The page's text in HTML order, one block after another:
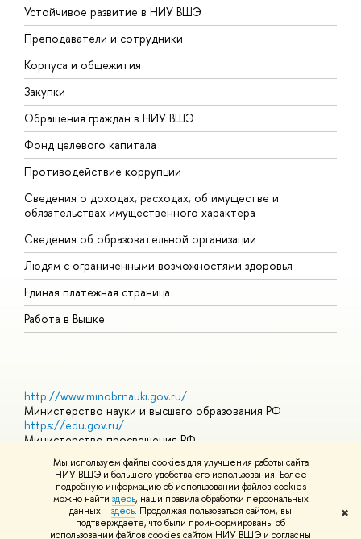
Мы используем файлы cookies для улучшения работы сайта
НИУ ВШЭ и большего удобства его использования. Более
подробную информацию об использовании файлов cookies
можно найти здесь, наши правила обработки персональных
данных –здесь. Продолжая пользоваться сайтом, вы
подтверждаете, что были проинформированы об
использовании файлов cookies сайтом НИУ ВШЭ и согласны
✖
Устойчивое развитие в НИУ ВШЭ
Преподаватели и сотрудники
Корпуса и общежития
Закупки
Обращения граждан в НИУ ВШЭ
Фонд целевого капитала
Противодействие коррупции
Сведения о доходах, расходах, об имуществе и
обязательствах имущественного характера
Сведения об образовательной организации
Людям с ограниченными возможностями здоровья
Единая платежная страница
Работа в Вышке
http://www.minobrnauki.gov.ru/
Министерство науки и высшего образования РФ
https://edu.gov.ru/
Министерство просвещения РФ
https://elearning.hse.ru/mooc
Массовые открытые онлайн-курсы
© НИУ ВШЭ 1993–2026 Адреса и контактыУсловия
использования материалов Политика конфиденциальности